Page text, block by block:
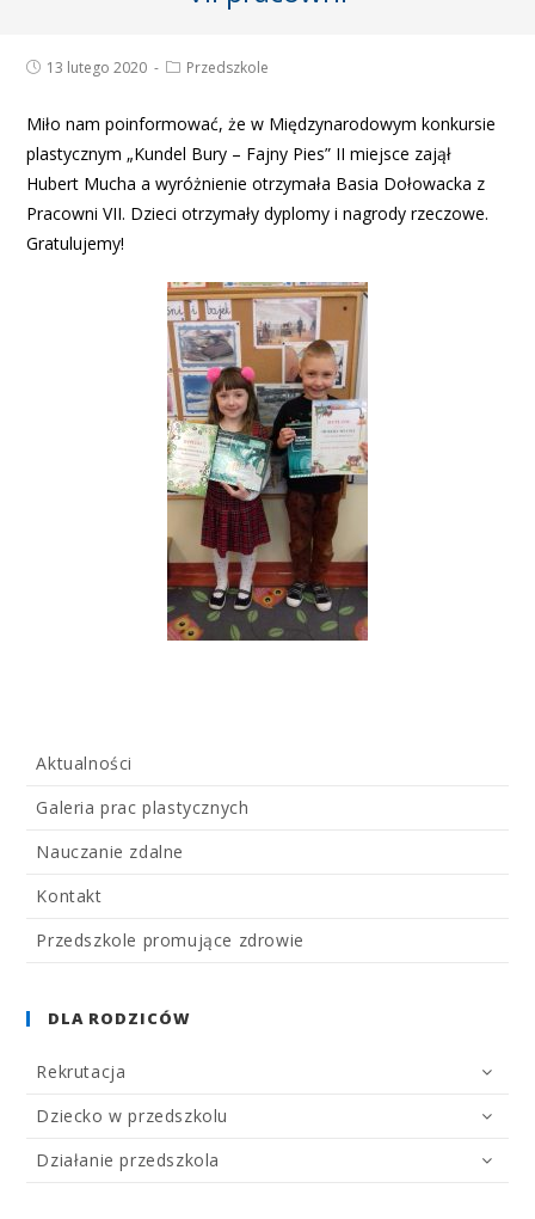
13 lutego 2020 Przedszkole
Miło nam poinformować, że w Międzynarodowym konkursie
plastycznym „Kundel Bury – Fajny Pies” II miejsce zajął
Hubert Mucha a wyróżnienie otrzymała Basia Dołowacka z
Pracowni VII. Dzieci otrzymały dyplomy i nagrody rzeczowe.
Gratulujemy!
Aktualności
Galeria prac plastycznych
Nauczanie zdalne
Kontakt
Przedszkole promujące zdrowie
DLA RODZICÓW
Rekrutacja
Dziecko w przedszkolu
Działanie przedszkola